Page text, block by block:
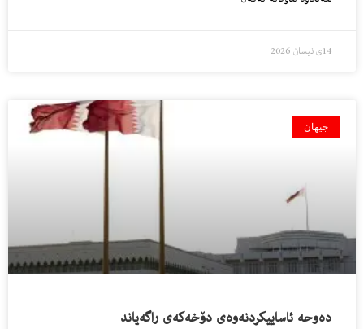
14ی نیسان 2026
جیهان
ده‌وحه‌ ئاساییكردنه‌وه‌ى دۆخه‌كه‌ى راگەياند